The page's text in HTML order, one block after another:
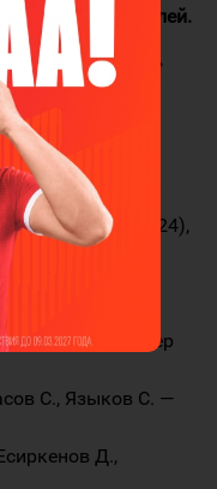
3500 зрителей.
— «Ермак»
А.
С. (00.00 — 48.24),
Рифель В.,
Р., Штайгер
С., Языков С. —
Д.,